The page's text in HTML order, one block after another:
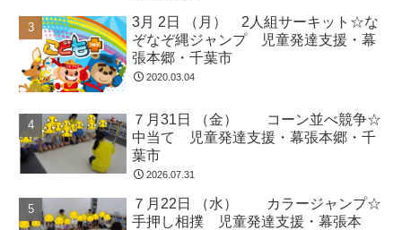
3月 2日 （月） 2人組サーキット☆な
ぞなぞ縄ジャンプ 児童発達支援・幕
張本郷・千葉市
2020.03.04
７月31日 （金） コーン並べ競争☆
中当て 児童発達支援・幕張本郷・千
葉市
2026.07.31
７月22日 （水） カラージャンプ☆
手押し相撲 児童発達支援・幕張本